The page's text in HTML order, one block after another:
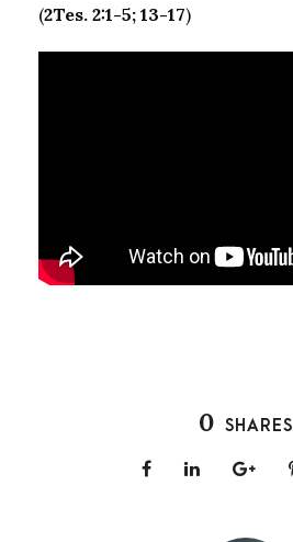
(2Tes. 2:1-5; 13-17)
0 SHARES